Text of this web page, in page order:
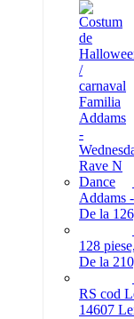
Addams
De la
128
De la
RS cod
14607